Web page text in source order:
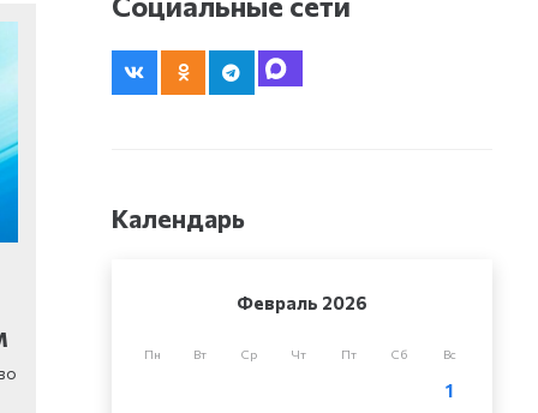
Календарь
Февраль 2026
Пн Вт Ср Чт Пт Сб Вс
1